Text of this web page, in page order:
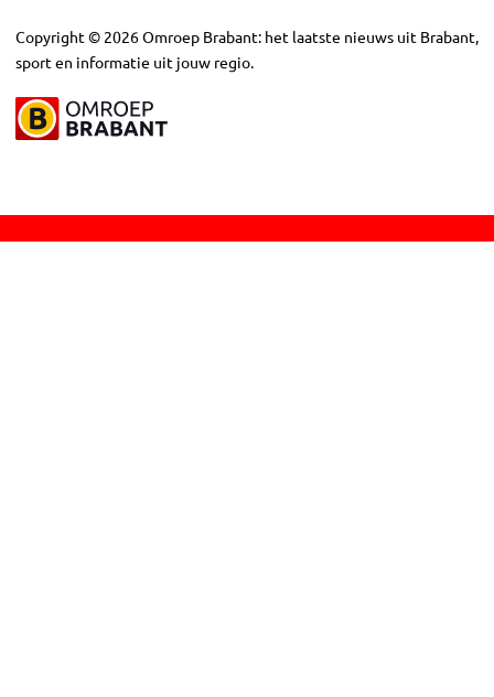
Copyright © 2026Omroep Brabant: het laatste nieuws uit Brabant,
sport en informatie uit jouw regio.